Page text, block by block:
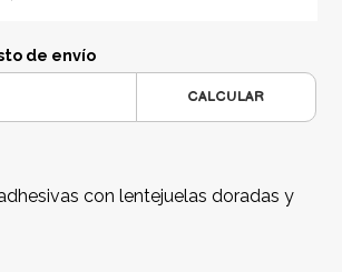
de envío
CALCULAR
con lentejuelas doradas y